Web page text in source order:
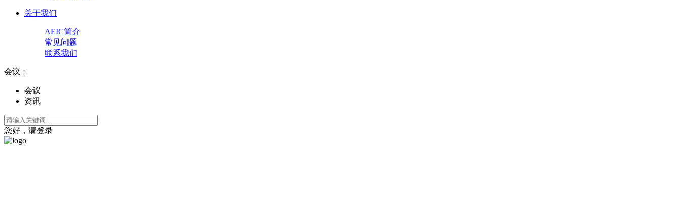
关于我们
AEIC简介
常见问题
联系我们
会议 
会议
资讯
您好，请登录